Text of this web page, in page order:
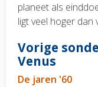
planeet als
ligt veel hoger
Vorige
Venus
De jaren '60